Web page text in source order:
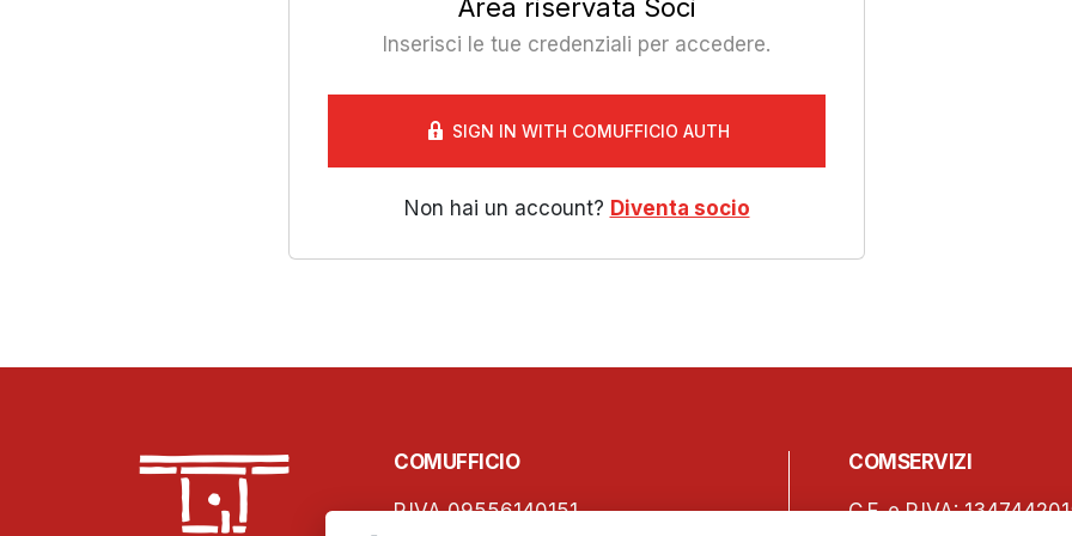
Area riservata Soci
Inserisci le tue credenziali per accedere.
SIGN IN WITH COMUFFICIO AUTH
Non hai un account? Diventa socio
COMUFFICIO
P.IVA 09556140151
COMSERVIZI
C.F. e P.IVA: